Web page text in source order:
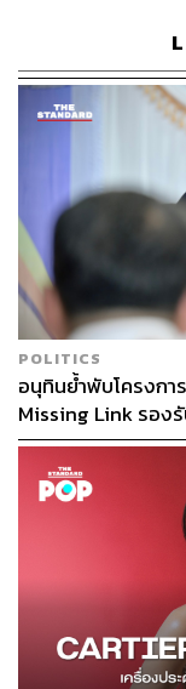
POLITICS
อนุทินย้ำพับโครงก
Missing Link รอง